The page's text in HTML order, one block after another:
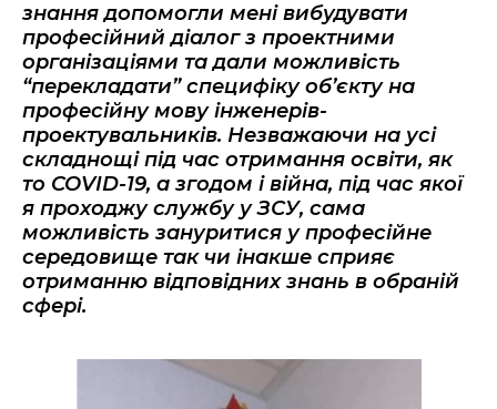
знання допомогли мені вибудувати
професійний діалог з проектними
організаціями та дали можливість
“перекладати” специфіку об’єкту на
професійну мову інженерів-
проектувальників. Незважаючи на усі
складнощі під час отримання освіти, як
то COVID-19, а згодом і війна, під час якої
я проходжу службу у ЗСУ, сама
можливість зануритися у професійне
середовище так чи інакше сприяє
отриманню відповідних знань в обраній
сфері.